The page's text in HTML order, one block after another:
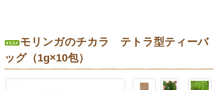
モリンガのチカラ テトラ型ティーバ
ッグ（1g×10包）